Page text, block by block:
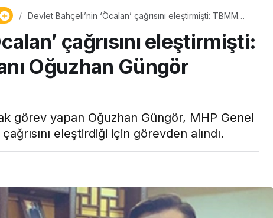
Devlet Bahçeli’nin ‘Öcalan’ çağrısını eleştirmişti: TBMM
çağrısını eleştirmişti:
Oğuzhan Güngör
görev yapan Oğuzhan Güngör, MHP Genel
eleştirdiği için görevden alındı.
taş çıkartır:
tarifi
Çayın yanına çok
yakışacak bir mucize:
Brownie tadında ıslak
kurabiye tarifi…